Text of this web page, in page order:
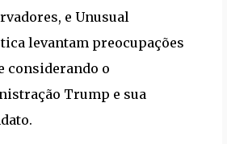
e Unusual
levantam preocupações
considerando o
Trump e sua